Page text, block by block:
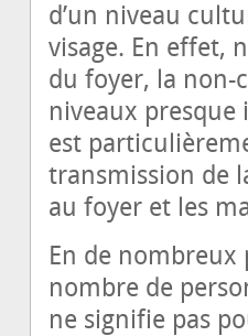
d’un niveau
visage. En effet,
du foyer, la non-
niveaux presque
est
transmission de
au foyer et les
En de nombreux
nombre de
ne signifie pas